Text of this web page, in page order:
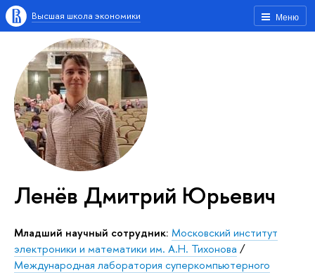
Меню
Высшая школа экономики
Ленёв Дмитрий Юрьевич
Младший научный сотрудник: Московский институт
электроники и математики им. А.Н. Тихонова /
Международная лаборатория суперкомпьютерного